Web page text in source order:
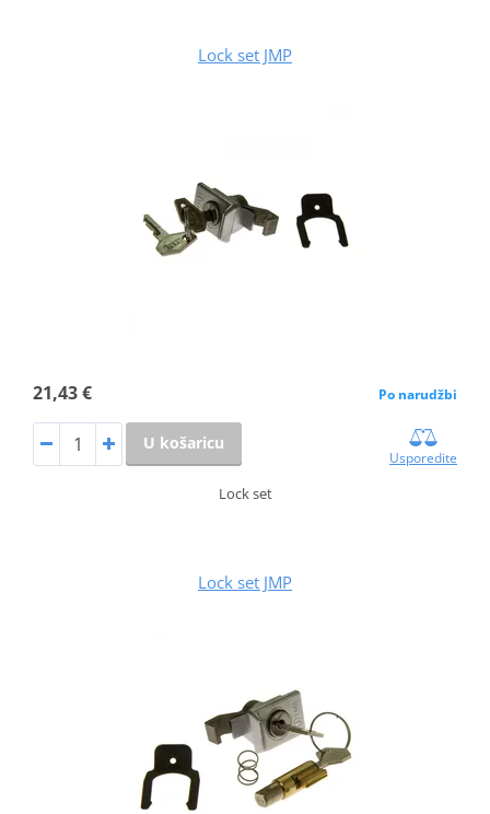
Lock set JMP
21,43 € Po narudžbi
U košaricu
Usporedite
Lock set
Lock set JMP